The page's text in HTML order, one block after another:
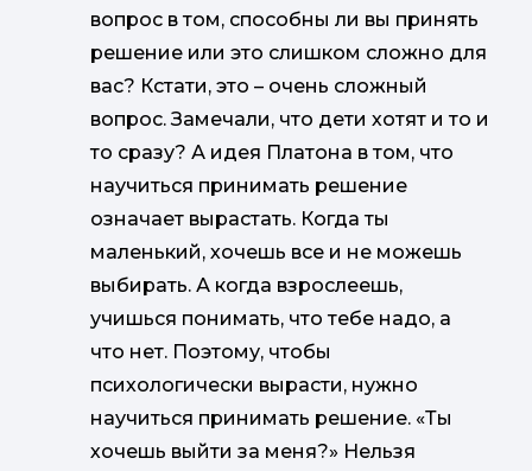
вопрос в том, способны ли вы принять
решение или это слишком сложно для
вас? Кстати, это – очень сложный
вопрос. Замечали, что дети хотят и то и
то сразу? А идея Платона в том, что
научиться принимать решение
означает вырастать. Когда ты
маленький, хочешь все и не можешь
выбирать. А когда взрослеешь,
учишься понимать, что тебе надо, а
что нет. Поэтому, чтобы
психологически вырасти, нужно
научиться принимать решение. «Ты
хочешь выйти за меня?» Нельзя